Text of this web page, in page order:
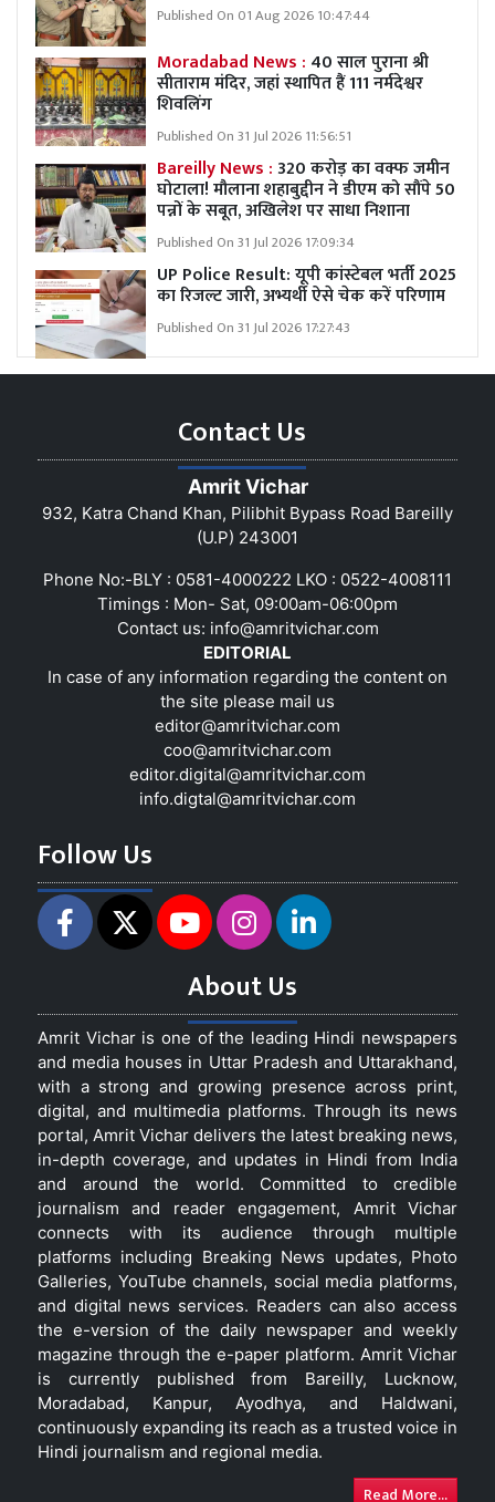
Published On 01 Aug 2026 10:47:44
Moradabad News : 40 साल पुराना श्री
सीताराम मंदिर, जहां स्थापित हैं 111 नर्मदेश्वर
शिवलिंग
Published On 31 Jul 2026 11:56:51
Bareilly News :320 करोड़ का वक्फ जमीन
घोटाला! मौलाना शहाबुद्दीन ने डीएम को सौंपे 50
पन्नों के सबूत, अखिलेश पर साधा निशाना
Published On 31 Jul 2026 17:09:34
UP Police Result: यूपी कांस्टेबल भर्ती 2025
का रिजल्ट जारी, अभ्यर्थी ऐसे चेक करें परिणाम
Published On 31 Jul 2026 17:27:43
Contact Us
Amrit Vichar
932, Katra Chand Khan, Pilibhit Bypass Road Bareilly
(U.P) 243001
Phone No:-BLY : 0581-4000222 LKO : 0522-4008111
Timings : Mon- Sat, 09:00am-06:00pm
Contact us: info@amritvichar.com
EDITORIAL
In case of any information regarding the content on
the site please mail us
editor@amritvichar.com
coo@amritvichar.com
editor.digital@amritvichar.com
info.digtal@amritvichar.com
Follow Us
About Us
Amrit Vichar is one of the leading Hindi newspapers
and media houses in Uttar Pradesh and Uttarakhand,
with a strong and growing presence across print,
digital, and multimedia platforms. Through its news
portal, Amrit Vichar delivers the latest breaking news,
in-depth coverage, and updates in Hindi from India
and around the world. Committed to credible
journalism and reader engagement, Amrit Vichar
connects with its audience through multiple
platforms including Breaking News updates, Photo
Galleries, YouTube channels, social media platforms,
and digital news services. Readers can also access
the e-version of the daily newspaper and weekly
magazine through the e-paper platform. Amrit Vichar
is currently published from Bareilly, Lucknow,
Moradabad, Kanpur, Ayodhya, and Haldwani,
continuously expanding its reach as a trusted voice in
Hindi journalism and regional media.
Read More...